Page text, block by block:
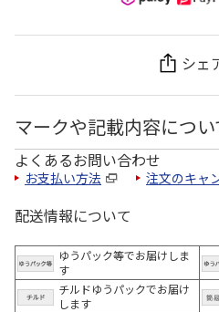
シェ
マークや記載内容につい
よくあるお問い合わせ
お支払い方法 注文のキャ
配送情報について
ゆうパック等でお届けしま
す
チルドゆうパックでお届け
します